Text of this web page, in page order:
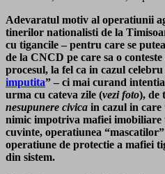
Adevaratul motiv al operatiunii
tinerilor nationalisti de la
cu tigancile – pentru care se
de la CNCD pe care sa o
procesul, la fel ca in cazul celebru
imputita” – ci mai curand
urma cu cateva zile (vezi foto), de
nesupunere civica in cazul in
nimic impotriva mafiei imobiliare
cuvinte, operatiunea
operatiune de protectie a mafiei
din sistem.